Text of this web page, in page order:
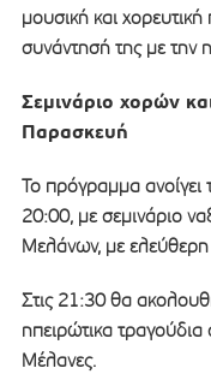
μουσική και
συνάντησή της με την
Σεμινάριο χορών
Παρασκευή
Το πρόγραμμα ανοίγει
20:00, με σεμινάριο
Μελάνων, με ελεύθερη
Στις 21:30 θα
ηπειρώτικα
Μέλανες.